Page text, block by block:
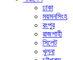
ঢাকা
ময়মনসিংহ
রংপুর
রাজশাহী
সিলেট
খুলনা